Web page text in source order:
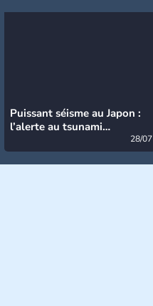
Puissant séisme au Japon :
l’alerte au tsunami
28/07